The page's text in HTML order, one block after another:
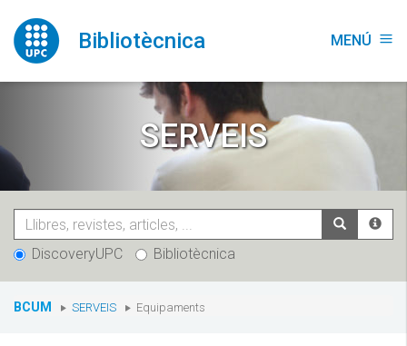
contingut
Bibliotècnica MENÚ menu
SERVEIS
DiscoveryUPC Bibliotècnica
You
BCUM SERVEIS Equipaments